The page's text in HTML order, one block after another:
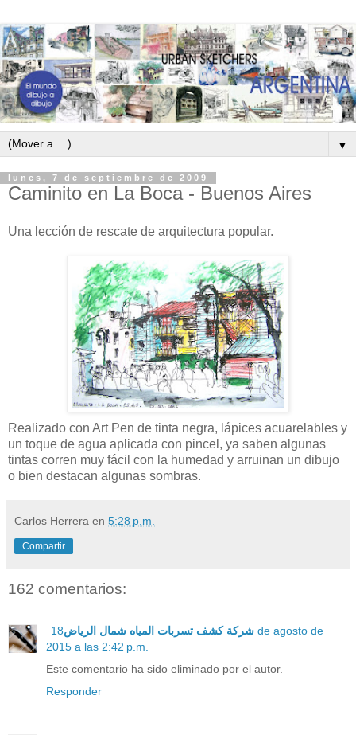
▼
lunes, 7 de septiembre de 2009
Caminito en La Boca - Buenos Aires
Una lección de rescate de arquitectura popular.
Realizado con Art Pen de tinta negra, lápices acuarelables y
un toque de agua aplicada con pincel, ya saben algunas
tintas corren muy fácil con la humedad y arruinan un dibujo
o bien destacan algunas sombras.
Carlos Herrera en 5:28 p.m.
Compartir
162 comentarios:
شركة كشف تسربات المياه شمال الرياض18 de agosto de
2015 a las 2:42 p.m.
Este comentario ha sido eliminado por el autor.
Responder